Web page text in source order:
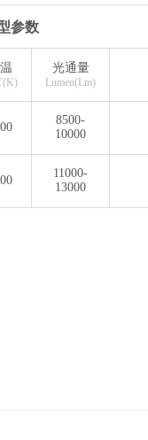
参数
光通量
Lumen(Lm)
8500-
10000
11000-
13000